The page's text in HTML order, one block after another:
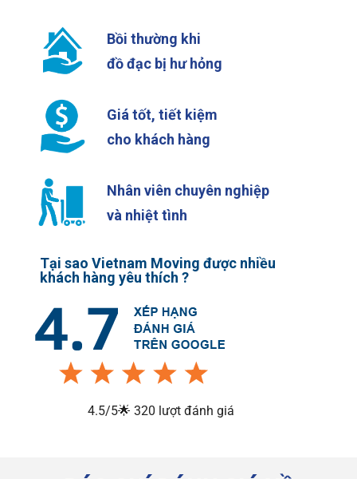
Bồi thường khi
đồ đạc bị hư hỏng
Giá tốt, tiết kiệm
cho khách hàng
Nhân viên chuyên nghiệp
và nhiệt tình
Tại sao Vietnam Moving được nhiều
khách hàng yêu thích ?
4.5/5🌟 320 lượt đánh giá